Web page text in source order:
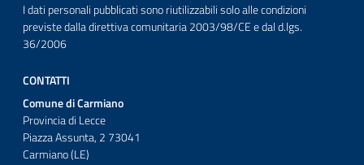
I dati personali pubblicati sono riutilizzabili solo alle condizioni
previste dalla direttiva comunitaria 2003/98/CE e dal d.lgs.
36/2006
CONTATTI
Comune di Carmiano
Provincia di Lecce
Piazza Assunta, 2 73041
Carmiano (LE)